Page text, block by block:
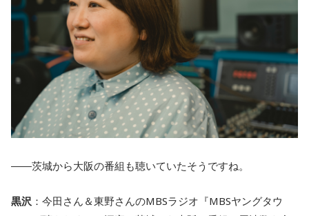
――茨城から大阪の番組も聴いていたそうですね。
黒沢 ：今田さん＆東野さんのMBSラジオ『MBSヤングタウ